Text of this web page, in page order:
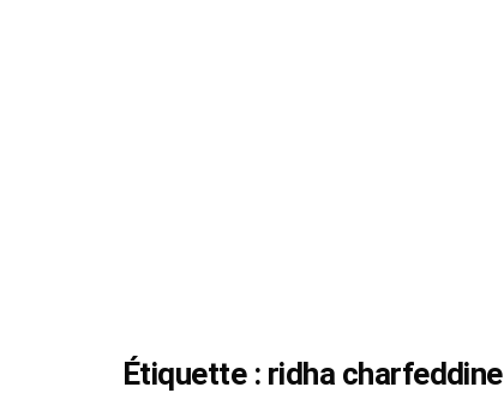
Étiquette : ridha charfeddine